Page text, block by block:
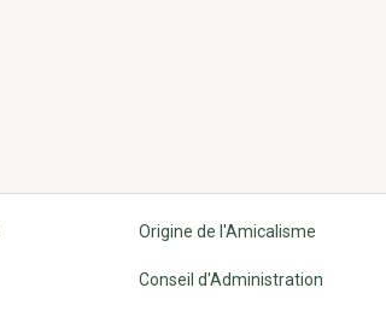
Origine de l'Amicalisme
Conseil d'Administration